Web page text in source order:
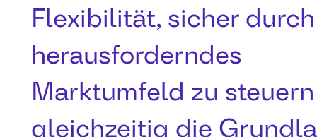
Flexibilität, sicher
herausforderndes
Marktumfeld zu
gleichzeitig die